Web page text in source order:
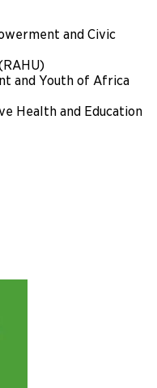
and Civic
and Youth of Africa
Health and Education